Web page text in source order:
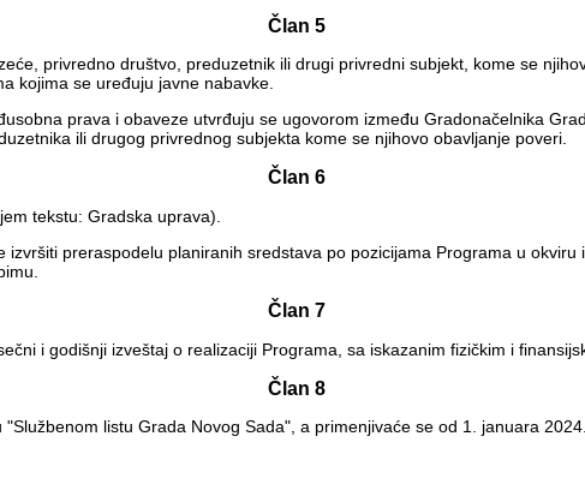
Član 5
privredno društvo, preduzetnik ili drugi privredni subjekt, kome se
kojima se uređuju javne nabavke.
prava i obaveze utvrđuju se ugovorom između Gradonačelnika
ili drugog privrednog subjekta kome se njihovo obavljanje poveri.
Član 6
tekstu: Gradska uprava).
preraspodelu planiranih sredstava po pozicijama Programa u
Član 7
i godišnji izveštaj o realizaciji Programa, sa iskazanim fizičkim i
Član 8
listu Grada Novog Sada", a primenjivaće se od 1. januara